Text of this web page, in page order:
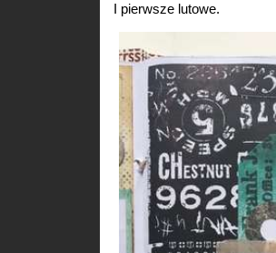
I pierwsze lutowe.